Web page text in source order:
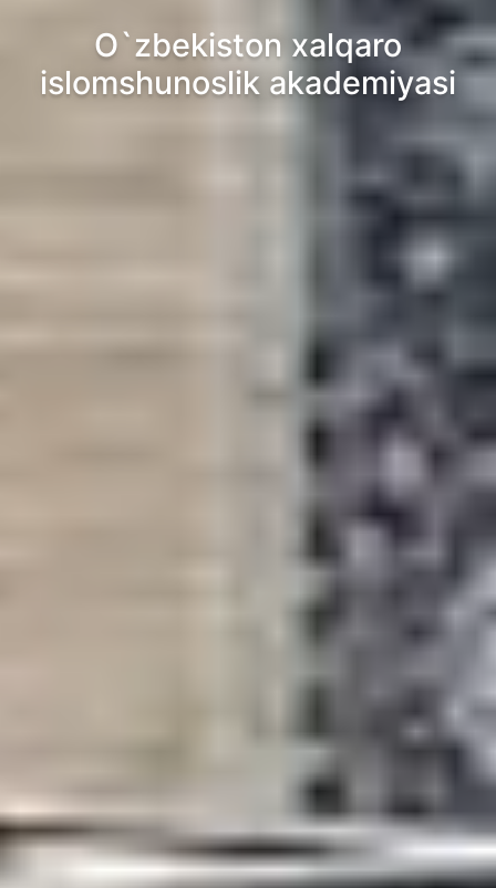
O`zbekiston xalqaro
islomshunoslik akademiyasi